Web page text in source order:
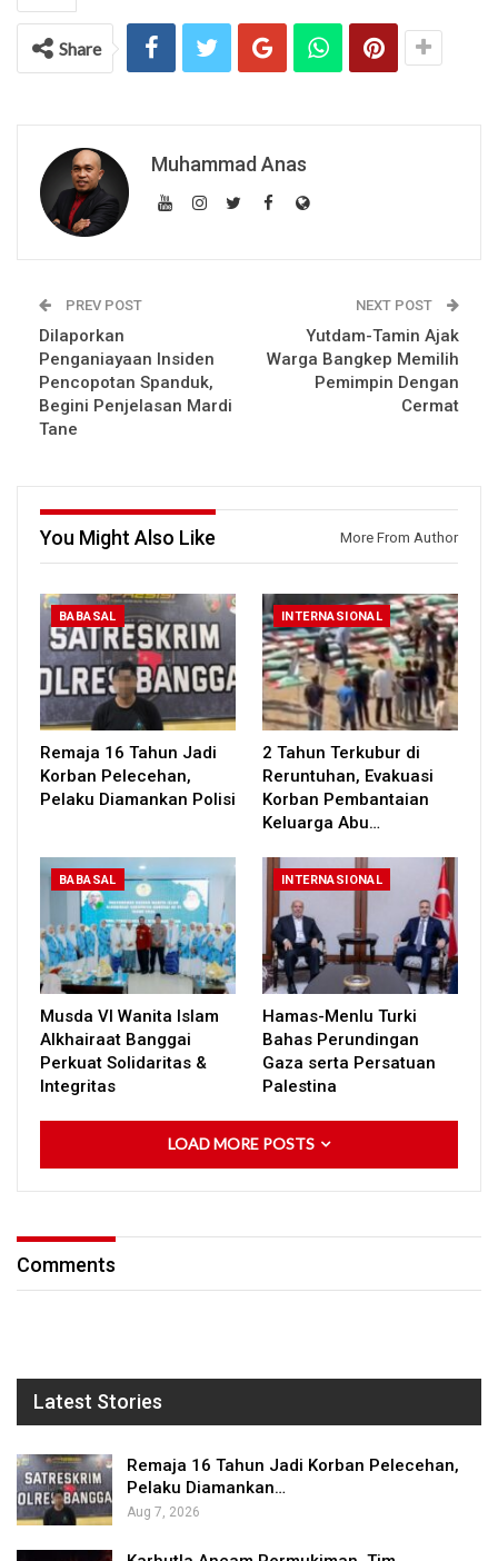
Share
Muhammad Anas
PREV POST
Dilaporkan
Penganiayaan Insiden
Pencopotan Spanduk,
Begini Penjelasan Mardi
Tane
NEXT POST
Yutdam-Tamin Ajak
Warga Bangkep Memilih
Pemimpin Dengan
Cermat
You Might Also Like More From Author
BABASAL
Remaja 16 Tahun Jadi
Korban Pelecehan,
Pelaku Diamankan Polisi
INTERNASIONAL
2 Tahun Terkubur di
Reruntuhan, Evakuasi
Korban Pembantaian
Keluarga Abu…
BABASAL
Musda VI Wanita Islam
Alkhairaat Banggai
Perkuat Solidaritas &
Integritas
INTERNASIONAL
Hamas-Menlu Turki
Bahas Perundingan
Gaza serta Persatuan
Palestina
LOAD MORE POSTS
Comments
Latest Stories
Remaja 16 Tahun Jadi Korban Pelecehan,
Pelaku Diamankan…
Aug 7, 2026